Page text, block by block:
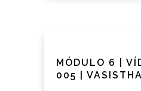
MÓDULO 6 |
005 |